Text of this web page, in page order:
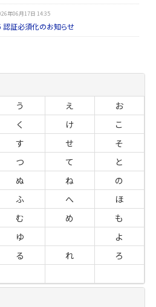
年06月17日 14:35
認証必須化のお知らせ
う え
お
く け
こ
す せ
そ
つ て
と
ぬ ね
の
ふ へ
ほ
む め
も
ゆ
よ
る れ
ろ